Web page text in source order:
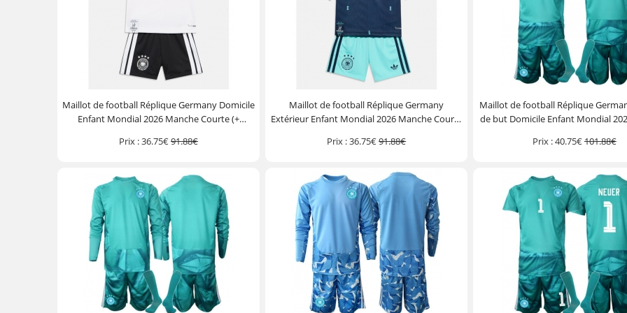
Maillot de football Réplique Germany Domicile
Enfant Mondial 2026 Manche Courte (+
Prix :36.75€91.88€
Maillot de football Réplique Germany
Extérieur Enfant Mondial 2026 Manche Courte
Prix :36.75€91.88€
Maillot de football Réplique
de but Domicile Enfant Mondial
Prix :40.75€101.88€